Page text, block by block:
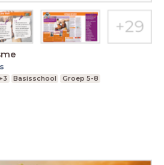
Basisschool Groep 5-8